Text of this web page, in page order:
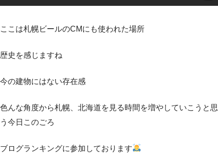
ここは札幌ビールのCMにも使われた場所
歴史を感じますね
今の建物にはない存在感
色んな角度から札幌、北海道を見る時間を増やしていこうと思
う今日このごろ
ブログランキングに参加しております